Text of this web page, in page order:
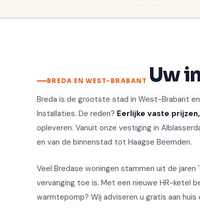
BREDA EN WEST-BRABANT Uw
Breda is de grootste stad in West-Brabant
Installaties. De reden? Eerlijke vaste
opleveren. Vanuit onze vestiging in
en van de binnenstad tot Haagse Beemden.
Veel Bredase woningen stammen uit de
vervanging toe is. Met een nieuwe HR-ketel
warmtepomp? Wij adviseren u gratis aan